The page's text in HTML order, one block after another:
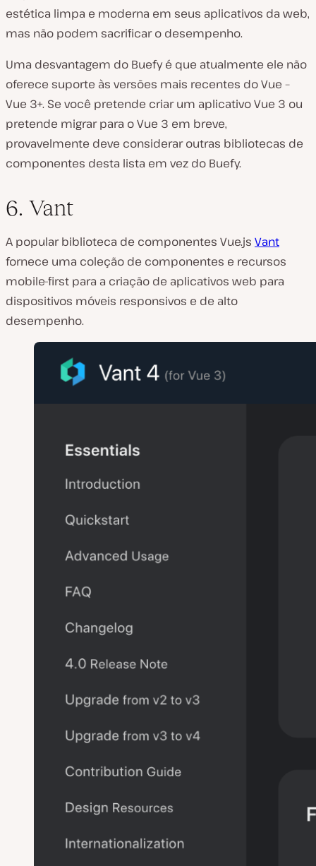
estética limpa e moderna em seus aplicativos da web,
mas não podem sacrificar o desempenho.
Uma desvantagem do Buefy é que atualmente ele não
oferece suporte às versões mais recentes do Vue –
Vue 3+. Se você pretende criar um aplicativo Vue 3 ou
pretende migrar para o Vue 3 em breve,
provavelmente deve considerar outras bibliotecas de
componentes desta lista em vez do Buefy.
6. Vant
A popular biblioteca de componentes Vue.js Vant
fornece uma coleção de componentes e recursos
mobile-first para a criação de aplicativos web para
dispositivos móveis responsivos e de alto
desempenho.